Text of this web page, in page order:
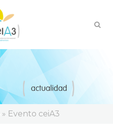
» Evento ceiA3